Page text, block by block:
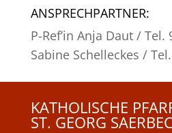
ANSPRECHPARTNER:
P-Ref’in Anja Daut / Tel.
Sabine Schelleckes /
KATHOLISCHE
ST. GEORG